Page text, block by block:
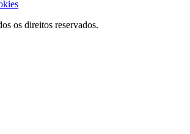
os direitos reservados.